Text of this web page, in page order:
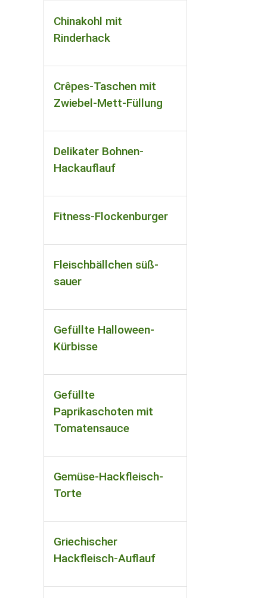
Chinakohl mit
Rinderhack
Crêpes-Taschen mit
Zwiebel-Mett-Füllung
Delikater Bohnen-
Hackauflauf
Fitness-Flockenburger
Fleischbällchen süß-
sauer
Gefüllte Halloween-
Kürbisse
Gefüllte
Paprikaschoten mit
Tomatensauce
Gemüse-Hackfleisch-
Torte
Griechischer
Hackfleisch-Auflauf